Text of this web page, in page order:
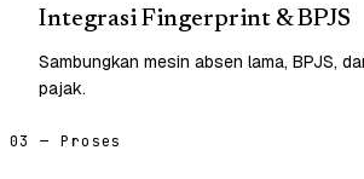
Integrasi Fingerprint & BPJS
Sambungkan mesin absen lama, BPJS,
pajak.
03 — Proses